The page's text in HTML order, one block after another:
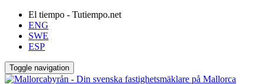
El tiempo - Tutiempo.net
ENG
SWE
ESP
Toggle navigation